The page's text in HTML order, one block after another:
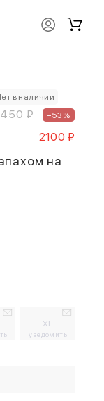
в наличии
₽ –53%
2100 ₽
на
XL
уведомить